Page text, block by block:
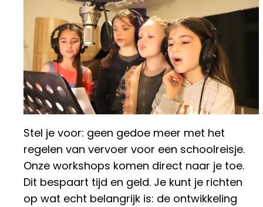
Stel je voor: geen gedoe meer met het
regelen van vervoer voor een schoolreisje.
Onze workshops komen direct naar je toe.
Dit bespaart tijd en geld. Je kunt je richten
op wat echt belangrijk is: de ontwikkeling